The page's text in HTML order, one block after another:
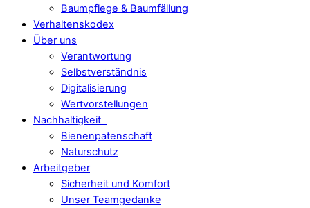
Baumpflege & Baumfällung
Verhaltenskodex
Über uns
Verantwortung
Selbstverständnis
Digitalisierung
Wertvorstellungen
Nachhaltigkeit
Bienenpatenschaft
Naturschutz
Arbeitgeber
Sicherheit und Komfort
Unser Teamgedanke